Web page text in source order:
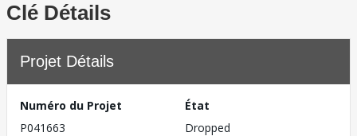
Clé Détails
Projet Détails
Numéro du Projet
P041663
État
Dropped